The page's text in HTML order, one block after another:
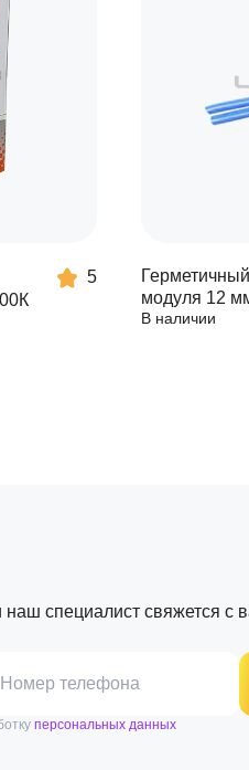
5
модуля 12
В наличии
наш специалист свяжется с
Номер телефона
персональных данных